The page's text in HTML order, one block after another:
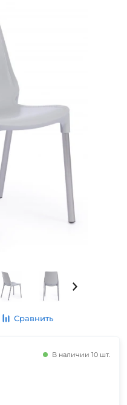
Сравнить
В наличии 10 шт.